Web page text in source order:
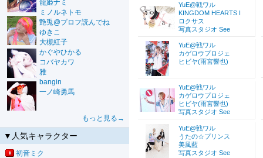
龍姫ナミ
ミノルネトモ
艶兎@プロフ読んでね
ゆきこ
大槻紅子
かぐやひかる
コバヤカワ
雅
bangin
一ノ崎勇馬
もっと見る→
▼人気キャラクター
初音ミク
YuE@戦ワル
KINGDOM HEARTS I
ロクサス
写真スタジオ See
YuE@戦ワル
カゲロウプロジェ
ヒビヤ(雨宮響也)
YuE@戦ワル
カゲロウプロジェ
ヒビヤ(雨宮響也)
写真スタジオ See
YuE@戦ワル
うたの☆プリンス
美風藍
写真スタジオ See